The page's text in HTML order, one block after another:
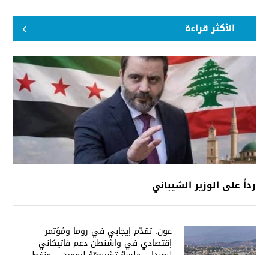
الأكثر قراءة
رداً على الوزير الشيباني
عون: تقدّم إيجابي في روما ومُؤتمر
إقتصادي في واشنطن دعم فاتيكاني